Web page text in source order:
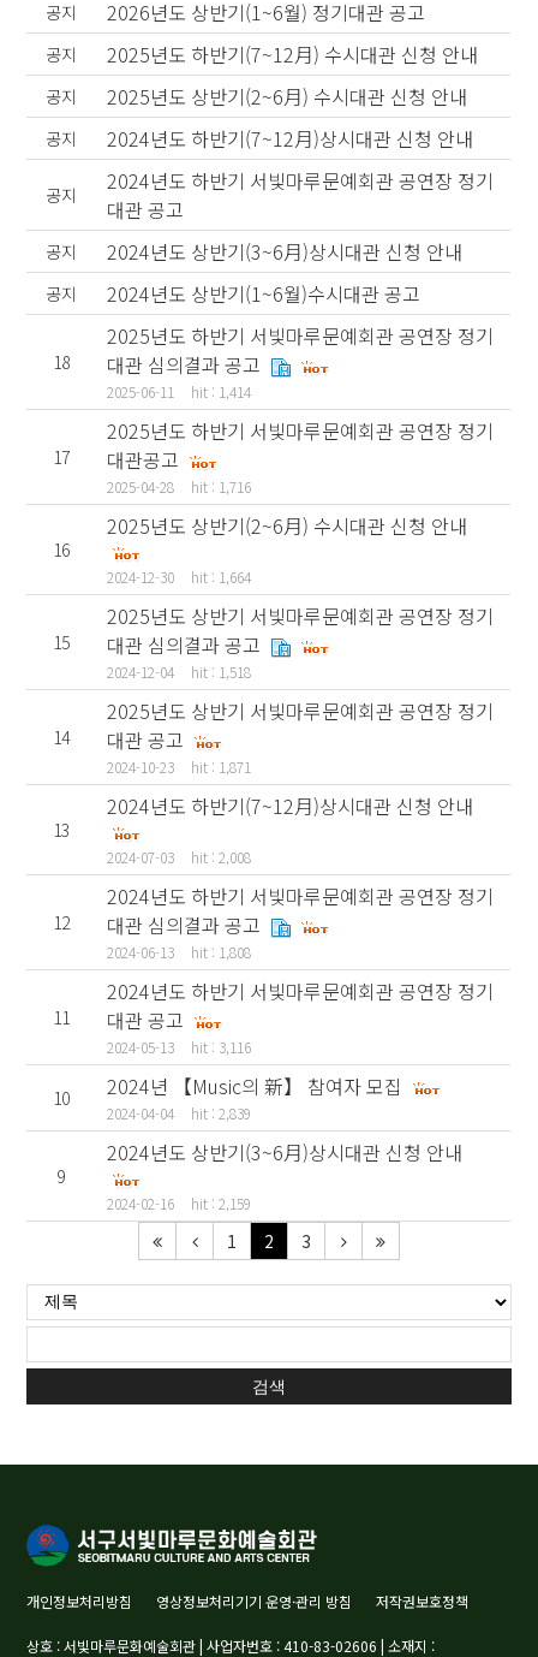
공지 2026년도 상반기(1~6월) 정기대관 공고
공지 2025년도 하반기(7~12月) 수시대관 신청 안내
공지 2025년도 상반기(2~6月) 수시대관 신청 안내
공지 2024년도 하반기(7~12月)상시대관 신청 안내
공지
2024년도 하반기 서빛마루문예회관 공연장 정기
대관 공고
공지 2024년도 상반기(3~6月)상시대관 신청 안내
공지 2024년도 상반기(1~6월)수시대관 공고
18
2025년도 하반기 서빛마루문예회관 공연장 정기
대관 심의결과 공고
2025-06-11 hit : 1,414
17
2025년도 하반기 서빛마루문예회관 공연장 정기
대관공고
2025-04-28 hit : 1,716
16
2025년도 상반기(2~6月) 수시대관 신청 안내
2024-12-30 hit : 1,664
15
2025년도 상반기 서빛마루문예회관 공연장 정기
대관 심의결과 공고
2024-12-04 hit : 1,518
14
2025년도 상반기 서빛마루문예회관 공연장 정기
대관 공고
2024-10-23 hit : 1,871
13
2024년도 하반기(7~12月)상시대관 신청 안내
2024-07-03 hit : 2,008
12
2024년도 하반기 서빛마루문예회관 공연장 정기
대관 심의결과 공고
2024-06-13 hit : 1,808
11
2024년도 하반기 서빛마루문예회관 공연장 정기
대관 공고
2024-05-13 hit : 3,116
10 2024년 【Music의 新】 참여자 모집
2024-04-04 hit : 2,839
9
2024년도 상반기(3~6月)상시대관 신청 안내
2024-02-16 hit : 2,159
1 2 3
검색
개인정보처리방침 영상정보처리기기 운영·관리 방침 저작권보호정책
상호 : 서빛마루문화예술회관 | 사업자번호 : 410-83-02606 | 소재지 :